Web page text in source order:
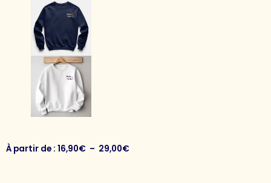
À partir de : 16,90€ – 29,00€Plage